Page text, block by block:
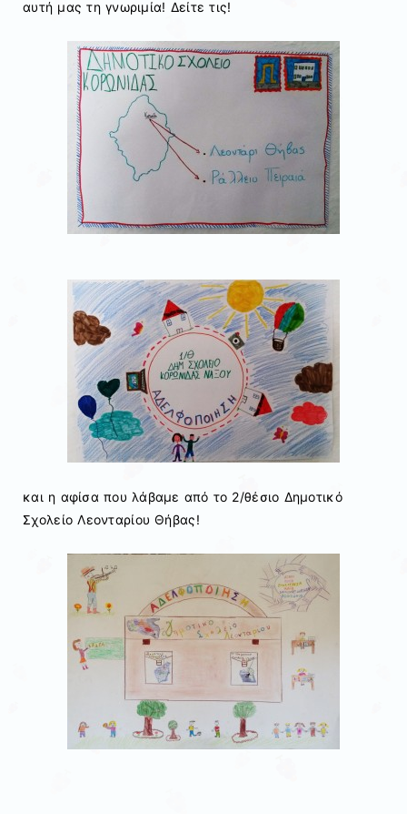
αυτή μας τη γνωριμία! Δείτε τις!
και η αφίσα που λάβαμε από το 2/θέσιο Δημοτικό
Σχολείο Λεονταρίου Θήβας!